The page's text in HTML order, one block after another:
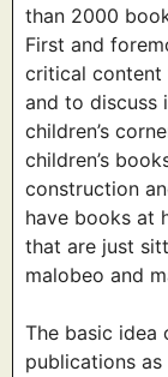
than 2000
First and
critical content
and to discuss
children’s
children’s
construction
have books at
that are just
malobeo and
The basic idea
publications